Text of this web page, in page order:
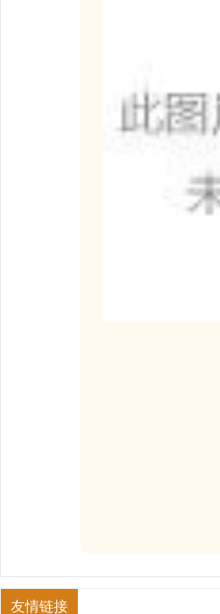
友情链接